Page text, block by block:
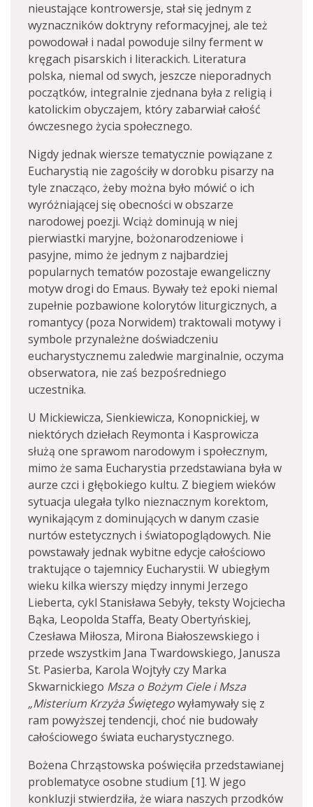
nieustające kontrowersje, stał się jednym z
wyznaczników doktryny reformacyjnej, ale też
powodował i nadal powoduje silny ferment w
kręgach pisarskich i literackich. Literatura
polska, niemal od swych, jeszcze nieporadnych
początków, integralnie zjednana była z religią i
katolickim obyczajem, który zabarwiał całość
ówczesnego życia społecznego.
Nigdy jednak wiersze tematycznie powiązane z
Eucharystią nie zagościły w dorobku pisarzy na
tyle znacząco, żeby można było mówić o ich
wyróżniającej się obecności w obszarze
narodowej poezji. Wciąż dominują w niej
pierwiastki maryjne, bożonarodzeniowe i
pasyjne, mimo że jednym z najbardziej
popularnych tematów pozostaje ewangeliczny
motyw drogi do Emaus. Bywały też epoki niemal
zupełnie pozbawione kolorytów liturgicznych, a
romantycy (poza Norwidem) traktowali motywy i
symbole przynależne doświadczeniu
eucharystycznemu zaledwie marginalnie, oczyma
obserwatora, nie zaś bezpośredniego
uczestnika.
U Mickiewicza, Sienkiewicza, Konopnickiej, w
niektórych dziełach Reymonta i Kasprowicza
służą one sprawom narodowym i społecznym,
mimo że sama Eucharystia przedstawiana była w
aurze czci i głębokiego kultu. Z biegiem wieków
sytuacja ulegała tylko nieznacznym korektom,
wynikającym z dominujących w danym czasie
nurtów estetycznych i światopoglądowych. Nie
powstawały jednak wybitne edycje całościowo
traktujące o tajemnicy Eucharystii. W ubiegłym
wieku kilka wierszy między innymi Jerzego
Lieberta, cykl Stanisława Sebyły, teksty Wojciecha
Bąka, Leopolda Staffa, Beaty Obertyńskiej,
Czesława Miłosza, Mirona Białoszewskiego i
przede wszystkim Jana Twardowskiego, Janusza
St. Pasierba, Karola Wojtyły czy Marka
Skwarnickiego Msza o Bożym Ciele i Msza
„Misterium Krzyża Świętegowyłamywały się z
ram powyższej tendencji, choć nie budowały
całościowego świata eucharystycznego.
Bożena Chrząstowska poświęciła przedstawianej
problematyce osobne studium [1]. W jego
konkluzji stwierdziła, że wiara naszych przodków